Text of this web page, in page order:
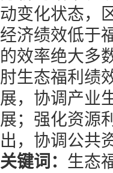
动变化状态，
经济绩效低于
的效率绝大多
肘生态福利绩
展，协调产业
展；强化资源
出，协调公共
关键词： 生态